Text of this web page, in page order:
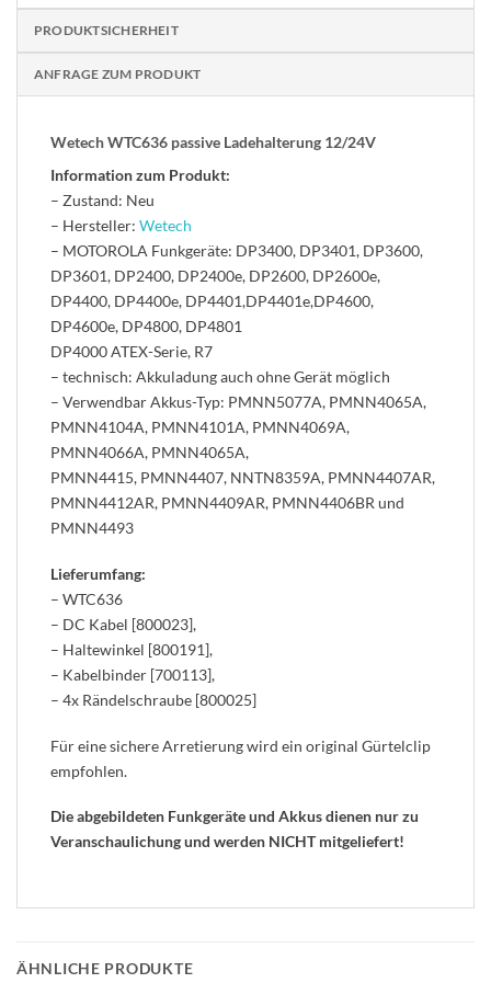
PRODUKTSICHERHEIT
ANFRAGE ZUM PRODUKT
Wetech WTC636 passive Ladehalterung 12/24V
Information zum Produkt:
– Zustand: Neu
– Hersteller: Wetech
– MOTOROLA Funkgeräte: DP3400, DP3401, DP3600,
DP3601, DP2400, DP2400e, DP2600, DP2600e,
DP4400, DP4400e, DP4401,DP4401e,DP4600,
DP4600e, DP4800, DP4801
DP4000 ATEX-Serie, R7
– technisch: Akkuladung auch ohne Gerät möglich
– Verwendbar Akkus-Typ: PMNN5077A, PMNN4065A,
PMNN4104A, PMNN4101A, PMNN4069A,
PMNN4066A, PMNN4065A,
PMNN4415, PMNN4407, NNTN8359A, PMNN4407AR,
PMNN4412AR, PMNN4409AR, PMNN4406BR und
PMNN4493
Lieferumfang:
– WTC636
– DC Kabel [800023],
– Haltewinkel [800191],
– Kabelbinder [700113],
– 4x Rändelschraube [800025]
Für eine sichere Arretierung wird ein original Gürtelclip
empfohlen.
Die abgebildeten Funkgeräte und Akkus dienen nur zu
Veranschaulichung und werden NICHT mitgeliefert!
ÄHNLICHE PRODUKTE